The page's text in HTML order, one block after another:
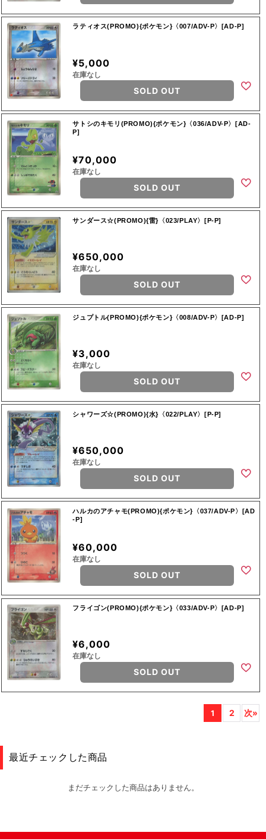
ラティオス(PROMO){ポケモン}〈007/ADV-P〉[AD-P]
¥5,000
在庫なし
SOLD OUT
サトシのキモリ(PROMO){ポケモン}〈036/ADV-P〉[AD-
P]
¥70,000
在庫なし
SOLD OUT
サンダース☆(PROMO){雷}〈023/PLAY〉[P-P]
¥650,000
在庫なし
SOLD OUT
ジュプトル(PROMO){ポケモン}〈008/ADV-P〉[AD-P]
¥3,000
在庫なし
SOLD OUT
シャワーズ☆(PROMO){水}〈022/PLAY〉[P-P]
¥650,000
在庫なし
SOLD OUT
ハルカのアチャモ(PROMO){ポケモン}〈037/ADV-P〉[AD
-P]
¥60,000
在庫なし
SOLD OUT
フライゴン(PROMO){ポケモン}〈033/ADV-P〉[AD-P]
¥6,000
在庫なし
SOLD OUT
1 2 次»
最近チェックした商品
まだチェックした商品はありません。